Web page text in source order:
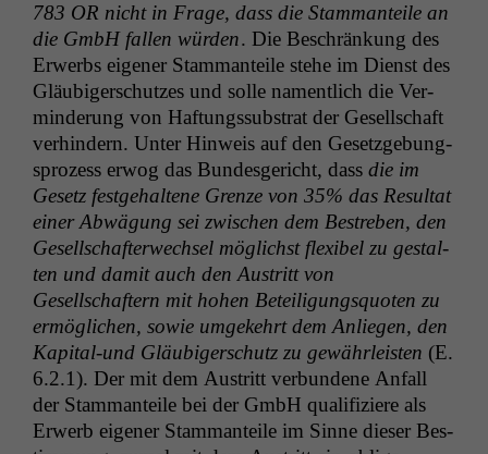
783 OR nicht in Frage, dass die Stam­man­teile an
die GmbH fall­en wür­den. Die Beschränkung des
Erwerbs eigen­er Stam­man­teile ste­he im Dienst des
Gläu­biger­schutzes und solle namentlich die Ver­
min­derung von Haf­tungssub­strat der Gesellschaft
ver­hin­dern. Unter Hin­weis auf den Geset­zge­bung­
sprozess erwog das Bun­des­gericht, dass die im
Gesetz fest­ge­hal­tene Gren­ze von 35% das Resul­tat
ein­er Abwä­gung sei zwis­chen dem Bestreben, den
Gesellschafter­wech­sel möglichst flex­i­bel zu gestal­
ten und damit auch den Aus­tritt von
Gesellschaftern mit hohen Beteili­gungsquoten zu
ermöglichen, sowie umgekehrt dem Anliegen, den
Kap­i­tal-und Gläu­biger­schutz zu gewährleis­ten (E.
6.2.1). Der mit dem Aus­tritt ver­bun­dene Anfall
der Stam­man­teile bei der GmbH qual­i­fiziere als
Erwerb eigen­er Stam­man­teile im Sinne dieser Bes­